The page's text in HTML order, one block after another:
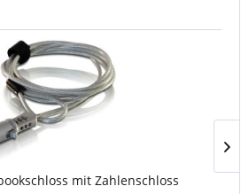
mit Zahlenschloss